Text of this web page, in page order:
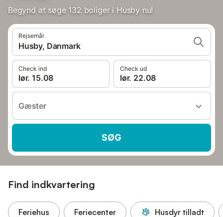
Begynd at søge 132 boliger i Husby nu!
Rejsemål
Husby, Danmark
Check ind
lør. 15.08
Check ud
lør. 22.08
Gæster
SØG
Find indkvartering
Feriehus Feriecenter Husdyr tilladt